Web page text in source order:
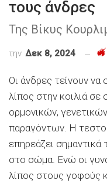
τους άνδρες
Της Βίκυς
την Δεκ 8, 2024
Οι άνδρες τείνουν
λίπος στην κοιλιά σε
ορμονικών,
παραγόντων. Η
επηρεάζει
στο σώμα. Ενώ οι
λίπος στους γοφούς